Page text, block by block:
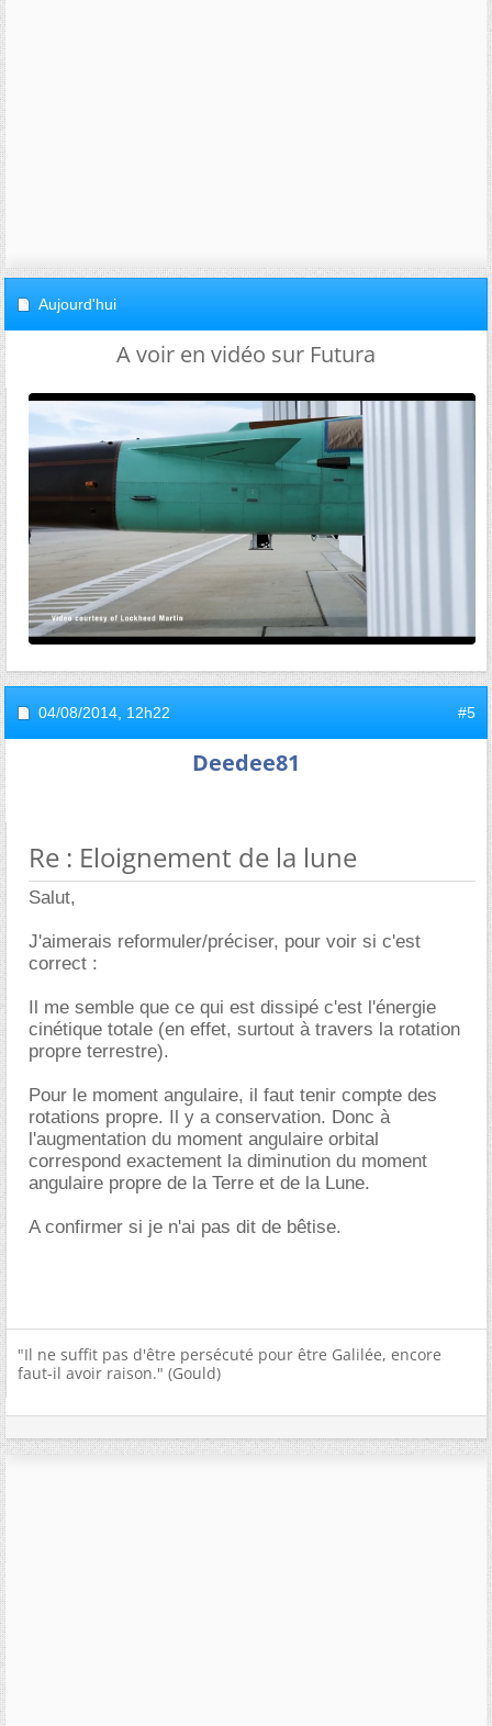
Aujourd'hui
A voir en vidéo sur Futura
04/08/2014, 12h22 #5
Deedee81
Re : Eloignement de la lune
Salut,
J'aimerais reformuler/préciser, pour voir si c'est
correct :
Il me semble que ce qui est dissipé c'est l'énergie
cinétique totale (en effet, surtout à travers la rotation
propre terrestre).
Pour le moment angulaire, il faut tenir compte des
rotations propre. Il y a conservation. Donc à
l'augmentation du moment angulaire orbital
correspond exactement la diminution du moment
angulaire propre de la Terre et de la Lune.
A confirmer si je n'ai pas dit de bêtise.
"Il ne suffit pas d'être persécuté pour être Galilée, encore
faut-il avoir raison." (Gould)